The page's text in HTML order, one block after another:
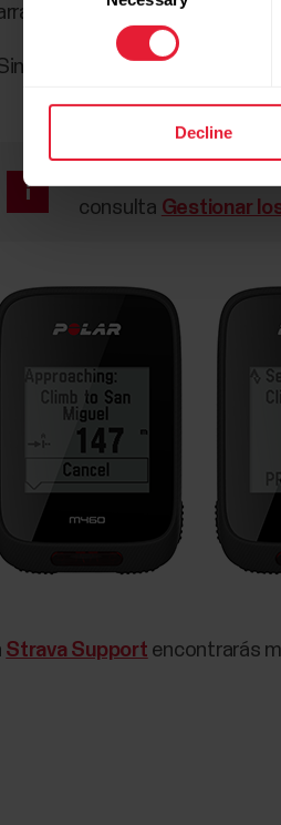
Decline
y colocándolos
tu M460 para
Para obtener más
consulta Gestionar
Strava Support encontrarás